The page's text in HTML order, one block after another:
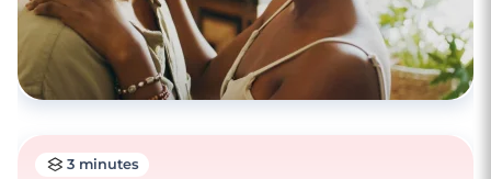
3 minutes